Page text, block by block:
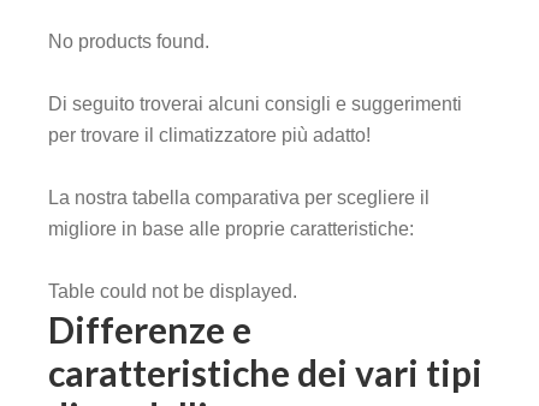
No products found.
Di seguito troverai alcuni consigli e suggerimenti
per trovare il climatizzatore più adatto!
La nostra tabella comparativa per scegliere il
migliore in base alle proprie caratteristiche:
Table could not be displayed.
Differenze e
caratteristiche dei vari tipi